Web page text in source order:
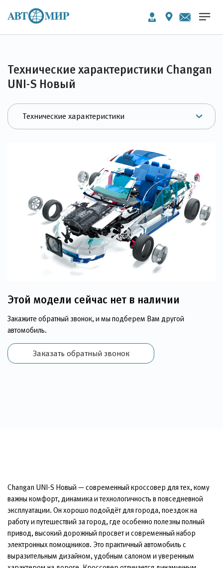
Технические характеристики Changan
UNI-S Новый
Этой модели сейчас нет в наличии
Закажите обратный звонок, и мы подберем Вам другой
автомобиль.
Заказать обратный звонок
Changan UNI-S Новый — современный кроссовер для тех, кому
важны комфорт, динамика и технологичность в повседневной
эксплуатации. Он хорошо подойдёт для города, поездок на
работу и путешествий за город, где особенно полезны полный
привод, высокий дорожный просвет и современный набор
электронных помощников. Это практичный автомобиль с
выразительным дизайном, удобным салоном и уверенным